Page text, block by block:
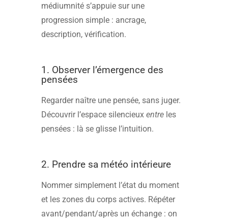
médiumnité s’appuie sur une
progression simple : ancrage,
description, vérification.
1. Observer l’émergence des
pensées
Regarder naître une pensée, sans juger.
Découvrir l’espace silencieux entreles
pensées : là se glisse l’intuition.
2. Prendre sa météo intérieure
Nommer simplement l’état du moment
et les zones du corps actives. Répéter
avant/pendant/après un échange : on